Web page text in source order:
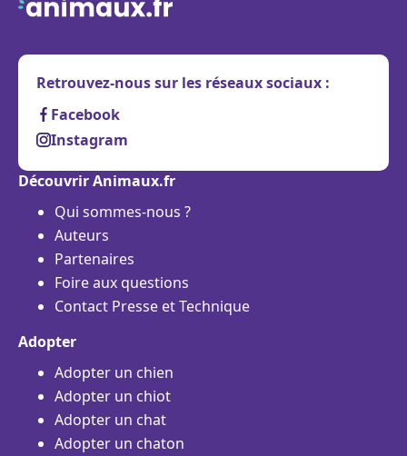
Retrouvez-nous sur les réseaux sociaux :
Facebook
Instagram
Découvrir Animaux.fr
Qui sommes-nous ?
Auteurs
Partenaires
Foire aux questions
Contact Presse et Technique
Adopter
Adopter un chien
Adopter un chiot
Adopter un chat
Adopter un chaton